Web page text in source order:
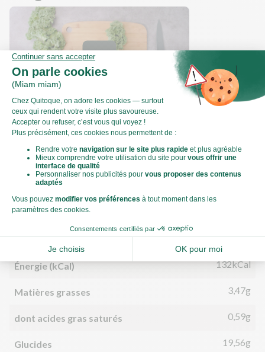
Comment préparer du chou kale ?
Valeurs nutritionnelles
Par personne Pour 100g
Énergie (kJ) 552kJ
Énergie (kCal) 132kCal
Matières grasses 3,47g
dont acides gras saturés 0,59g
Glucides 19,56g